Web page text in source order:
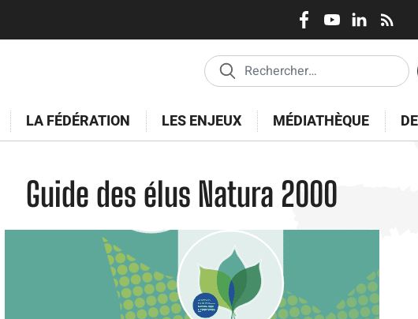
principal
Réseaux
sociaux
LA FÉDÉRATION LES ENJEUX MÉDIATHÈQUE
Guide des élus Natura 2000